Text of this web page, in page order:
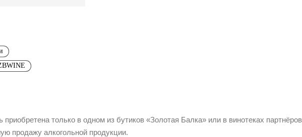
приобретена только в одном из бутиков «Золотая Балка» или в винотеках партнёров
продажу алкогольной продукции.